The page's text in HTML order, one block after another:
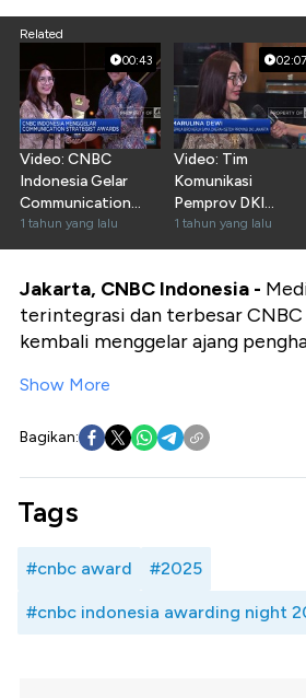
Related
00:43
Video: CNBC
Indonesia Gelar
Communication
Strategist Awards
1 tahun yang lalu
02:07
Video: Tim
Komunikasi
Pemprov DKI
Jakarta Raih
Penghargaan Ini
1 tahun yang lalu
Jakarta, CNBC Indonesia -
terintegrasi dan terbesar CNBC
kembali menggelar ajang
Show More
Bagikan:
Tags
#cnbc award #2025
#cnbc indonesia awarding night